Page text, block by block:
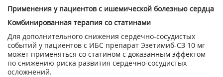
Применения у пациентов с ишемической болезнью сердца
Комбинированная терапия со статинами
Для дополнительного снижения сердечно-сосудистых
событий у пациентов с ИБС препарат Эзетимиб-СЗ 10 мг
может применяться со статином с доказанным эффектом
по снижению риска развития сердечно-сосудистых
осложнений.